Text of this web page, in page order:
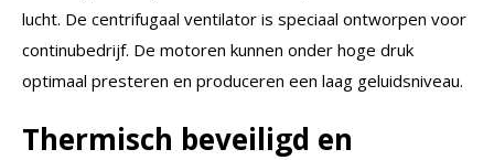
lucht. De centrifugaal ventilator is speciaal ontworpen voor
continubedrijf. De motoren kunnen onder hoge druk
optimaal presteren en produceren een laag geluidsniveau.
Thermisch beveiligd en